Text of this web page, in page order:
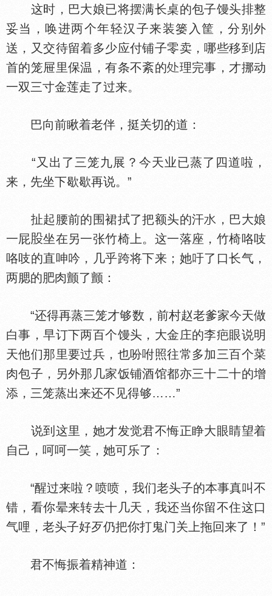
这时，巴大娘已将摆满长桌的包子馒头排整
妥当，唤进两个年轻汉子来装篓入筐，分别外
送，又交待留着多少应付铺子零卖，哪些移到店
首的笼屉里保温，有条不紊的
理完事，才挪动
一双三寸金莲走了过来。
巴向前瞅着老伴，挺关切的道：
“又出了三笼九展？今天业已蒸了四道啦，
来，先坐下歇歇再说。”
扯起腰前的围裙拭了把额头的汗
，巴大娘
一屁
坐在另一张竹椅上。这一落座，竹椅咯吱
咯吱的直呻吟，几乎跨将下来；她吁了口长气，
两腮的肥肉颤了颤：
“还得再蒸三笼才够数，前村赵老爹家今天做
白事，早订下两百个馒头，大金庄的李疤眼说明
天他们那里要过兵，也吩咐照往常多加三百个菜
肉包子，另外那几家饭铺酒馆都亦三十二十的增
添，三笼蒸出来还不见得够……”
说到这里，她才发觉君不悔正睁大眼睛望着
自己，呵呵一笑，她可乐了：
“醒过来啦？喷喷，我们老头子的本事真叫不
错，看你晕来转去十几天，我还当你留不住这口
气哩，老头子好歹仍把你打鬼门关上拖回来了！”
君不悔振着精神道：